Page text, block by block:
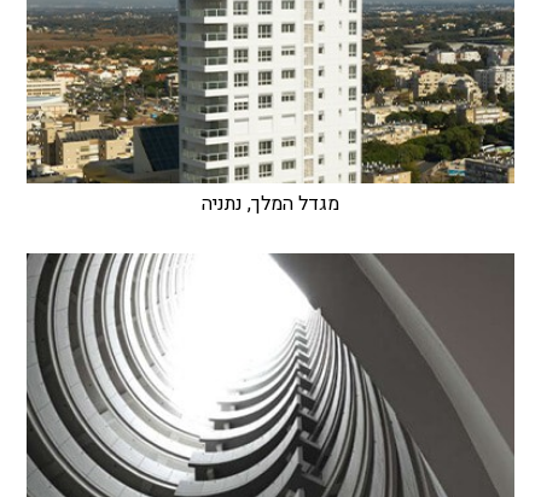
מגדל המלך, נתניה